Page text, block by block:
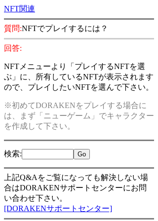
NFT関連
質問:NFTでプレイするには？
回答:
NFTメニューより「プレイするNFTを選
ぶ」に、所有しているNFTが表示されます
ので、プレイしたいNFTを選んで下さい。
※初めてDORAKENをプレイする場合に
は、まず「ニューゲーム」でキャラクター
を作成して下さい。
検索:
上記Q&Aをご覧になっても解決しない場
合はDORAKENサポートセンターにお問
い合わせ下さい。
[DORAKENサポートセンター]